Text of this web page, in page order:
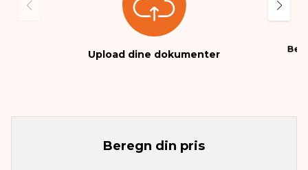
Upload dine dokumenter
Beregn din pris